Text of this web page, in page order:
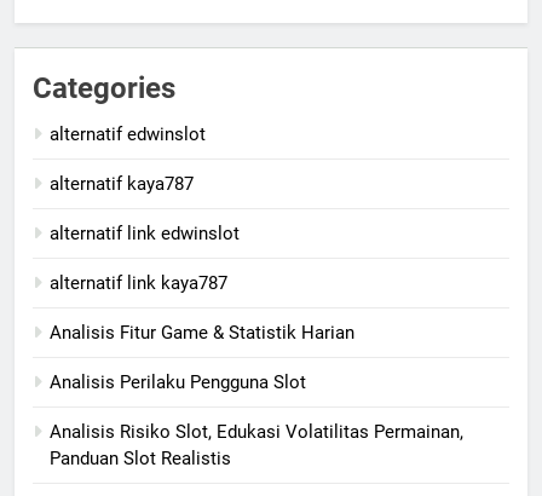
Categories
alternatif edwinslot
alternatif kaya787
alternatif link edwinslot
alternatif link kaya787
Analisis Fitur Game & Statistik Harian
Analisis Perilaku Pengguna Slot
Analisis Risiko Slot, Edukasi Volatilitas Permainan,
Panduan Slot Realistis